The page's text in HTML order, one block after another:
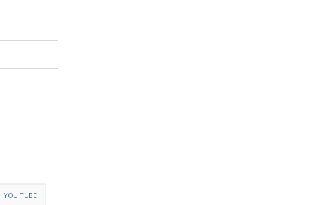
YOU TUBE